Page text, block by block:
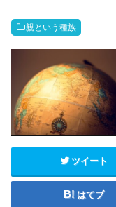
親という種族
ツイート
はてブ